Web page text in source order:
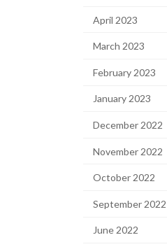
April 2023
March 2023
February 2023
January 2023
December 2022
November 2022
October 2022
September 2022
June 2022